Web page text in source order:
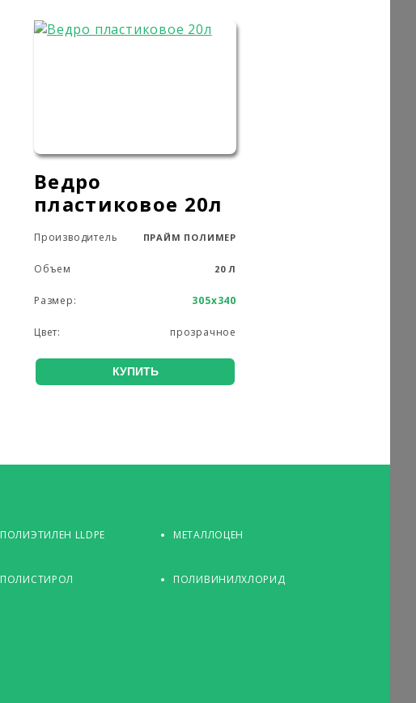
Ведро
пластиковое 20л
Производитель ПРАЙМ ПОЛИМЕР
Объем 20 Л
Размер: 305х340
Цвет: прозрачное
КУПИТЬ
ПОЛИЭТИЛЕН LLDPE МЕТАЛЛОЦЕН
ПОЛИСТИРОЛ ПОЛИВИНИЛХЛОРИД